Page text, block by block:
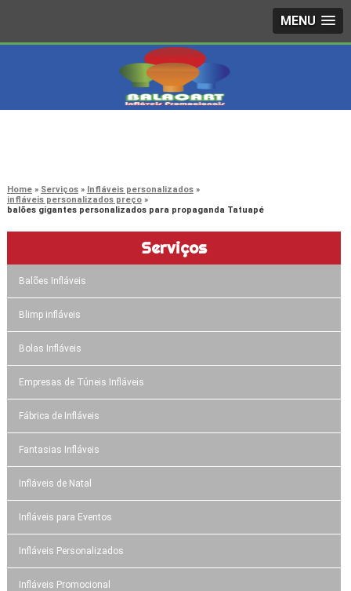
MENU
Home Serviços
Infláveis personalizados
infláveis personalizados preço
balões gigantes personalizados para propaganda Tatuapé
Serviços
Balões Infláveis
Blimp infláveis
Bolas Infláveis
Empresas de Túneis Infláveis
Fábrica de Infláveis
Fantasias Infláveis
Infláveis de Natal
Infláveis para Eventos
Infláveis Personalizados
Infláveis Promocional